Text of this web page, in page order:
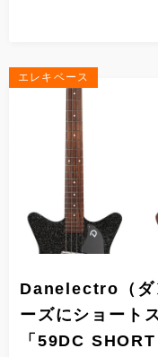
エレキベース
Danelectro（ダ
ーズにショート
「59DC